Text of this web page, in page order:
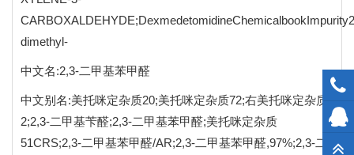
dimethyl-
中文名:2,3-二甲基苯甲醛
中文别名:美托咪定杂质20;美托咪定杂质72;右美托咪定杂质
2;2,3-二甲基苄醛;2,3-二甲基苯甲醛;美托咪定杂质
51CRS;2,3-二甲基苯甲醛/AR;2,3-二甲基苯甲醛,97%;2,3-二